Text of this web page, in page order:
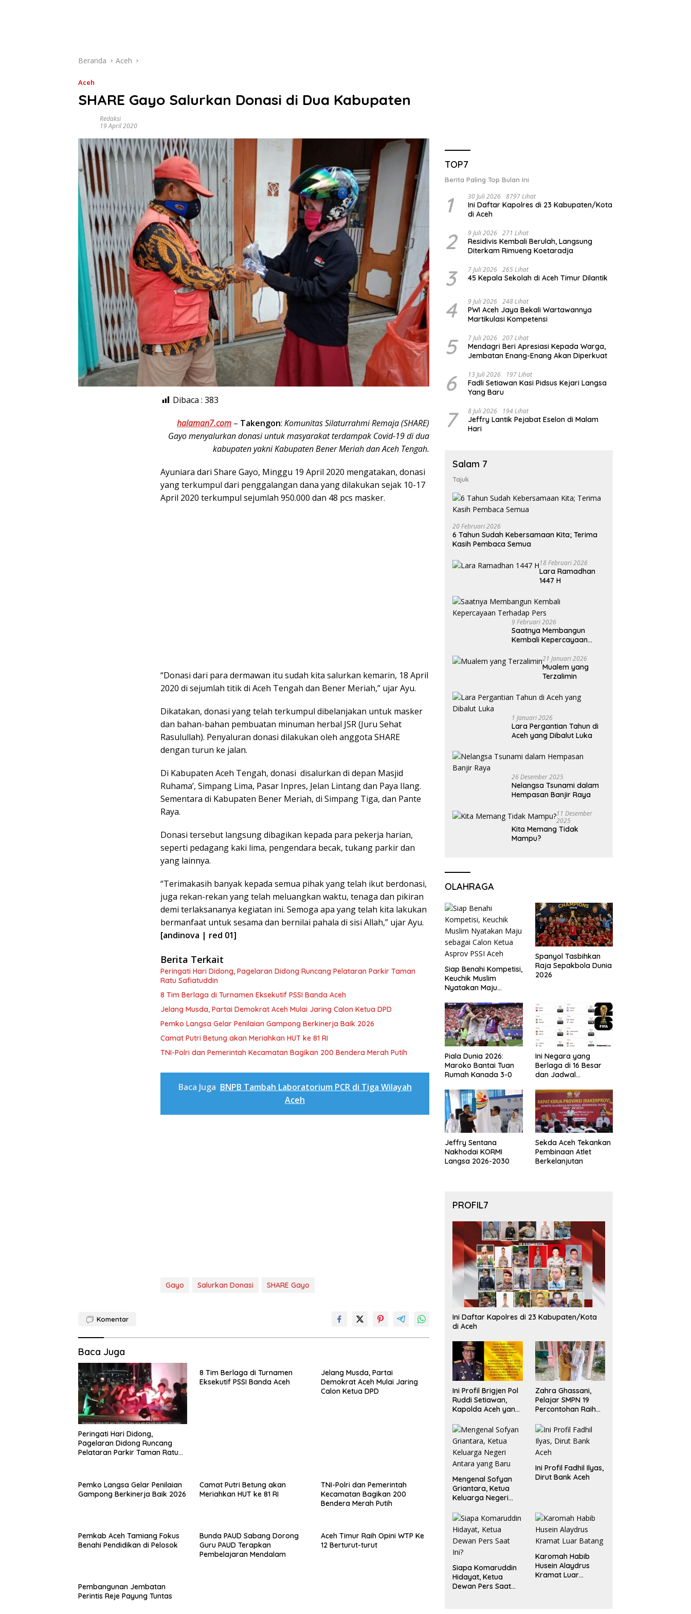
Beranda Aceh
Aceh
SHARE Gayo Salurkan Donasi di Dua Kabupaten
Redaksi
19 April 2020
Dibaca : 383
halaman7.com – Takengon:Komunitas Silaturrahmi Remaja (SHARE)
Gayo menyalurkan donasi untuk masyarakat terdampak Covid-19 di dua
kabupaten yakni Kabupaten Bener Meriah dan Aceh Tengah.
Ayuniara dari Share Gayo, Minggu 19 April 2020 mengatakan, donasi
yang terkumpul dari penggalangan dana yang dilakukan sejak 10-17
April 2020 terkumpul sejumlah 950.000 dan 48 pcs masker.
“Donasi dari para dermawan itu sudah kita salurkan kemarin, 18 April
2020 di sejumlah titik di Aceh Tengah dan Bener Meriah,” ujar Ayu.
Dikatakan, donasi yang telah terkumpul dibelanjakan untuk masker
dan bahan-bahan pembuatan minuman herbal JSR (Juru Sehat
Rasulullah). Penyaluran donasi dilakukan oleh anggota SHARE
dengan turun ke jalan.
Di Kabupaten Aceh Tengah, donasi disalurkan di depan Masjid
Ruhama’, Simpang Lima, Pasar Inpres, Jelan Lintang dan Paya Ilang.
Sementara di Kabupaten Bener Meriah, di Simpang Tiga, dan Pante
Raya.
Donasi tersebut langsung dibagikan kepada para pekerja harian,
seperti pedagang kaki lima, pengendara becak, tukang parkir dan
yang lainnya.
“Terimakasih banyak kepada semua pihak yang telah ikut berdonasi,
juga rekan-rekan yang telah meluangkan waktu, tenaga dan pikiran
demi terlaksananya kegiatan ini. Semoga apa yang telah kita lakukan
bermanfaat untuk sesama dan bernilai pahala di sisi Allah,” ujar Ayu.
[andinova | red 01]
Berita Terkait
Peringati Hari Didong, Pagelaran Didong Runcang Pelataran Parkir Taman
Ratu Safiatuddin
8 Tim Berlaga di Turnamen Eksekutif PSSI Banda Aceh
Jelang Musda, Partai Demokrat Aceh Mulai Jaring Calon Ketua DPD
Pemko Langsa Gelar Penilaian Gampong Berkinerja Baik 2026
Camat Putri Betung akan Meriahkan HUT ke 81 RI
TNI-Polri dan Pemerintah Kecamatan Bagikan 200 Bendera Merah Putih
Baca Juga BNPB Tambah Laboratorium PCR di Tiga Wilayah
Aceh
Gayo Salurkan Donasi SHARE Gayo
Komentar
Baca Juga
Peringati Hari Didong,
Pagelaran Didong Runcang
Pelataran Parkir Taman Ratu
8 Tim Berlaga di Turnamen
Eksekutif PSSI Banda Aceh
Jelang Musda, Partai
Demokrat Aceh Mulai Jaring
Calon Ketua DPD
Pemko Langsa Gelar Penilaian
Gampong Berkinerja Baik 2026
Camat Putri Betung akan
Meriahkan HUT ke 81 RI
TNI-Polri dan Pemerintah
Kecamatan Bagikan 200
Bendera Merah Putih
Pemkab Aceh Tamiang Fokus
Benahi Pendidikan di Pelosok
Bunda PAUD Sabang Dorong
Guru PAUD Terapkan
Pembelajaran Mendalam
Aceh Timur Raih Opini WTP Ke
12 Berturut-turut
Pembangunan Jembatan
Perintis Reje Payung Tuntas
TOP7
Berita Paling Top Bulan Ini
1 30 Juli 2026 8797 Lihat
Ini Daftar Kapolres di 23 Kabupaten/Kota
di Aceh
2 9 Juli 2026 271 Lihat
Residivis Kembali Berulah, Langsung
Diterkam Rimueng Koetaradja
3 7 Juli 2026 265 Lihat
45 Kepala Sekolah di Aceh Timur Dilantik
4 9 Juli 2026 248 Lihat
PWI Aceh Jaya Bekali Wartawannya
Martikulasi Kompetensi
5 7 Juli 2026 207 Lihat
Mendagri Beri Apresiasi Kepada Warga,
Jembatan Enang-Enang Akan Diperkuat
6 13 Juli 2026 197 Lihat
Fadli Setiawan Kasi Pidsus Kejari Langsa
Yang Baru
7 8 Juli 2026 194 Lihat
Jeffry Lantik Pejabat Eselon di Malam
Hari
Salam 7
Tajuk
20 Februari 2026
6 Tahun Sudah Kebersamaan Kita; Terima
Kasih Pembaca Semua
18 Februari 2026
Lara Ramadhan
1447 H
9 Februari 2026
Saatnya Membangun
Kembali Kepercayaan
21 Januari 2026
Mualem yang
Terzalimin
1 Januari 2026
Lara Pergantian Tahun di
Aceh yang Dibalut Luka
26 Desember 2025
Nelangsa Tsunami dalam
Hempasan Banjir Raya
11 Desember
2025
Kita Memang Tidak
Mampu?
OLAHRAGA
Siap Benahi Kompetisi,
Keuchik Muslim
Nyatakan Maju
Asprov PSSI Aceh
Spanyol Tasbihkan
Raja Sepakbola Dunia
2026
Piala Dunia 2026:
Maroko Bantai Tuan
Rumah Kanada 3-0
Ini Negara yang
Berlaga di 16 Besar
dan Jadwal
Perdelapan final Piala
Dunia 2026
Jeffry Sentana
Nakhodai KORMI
Langsa 2026-2030
Sekda Aceh Tekankan
Pembinaan Atlet
Berkelanjutan
PROFIL7
Ini Daftar Kapolres di 23 Kabupaten/Kota
di Aceh
Ini Profil Brigjen Pol
Ruddi Setiawan,
Kapolda Aceh yang
Zahra Ghassani,
Pelajar SMPN 19
Percontohan Raih
Liga Olimpiade
Nasional
Mengenal Sofyan
Griantara, Ketua
Keluarga Negeri
Ini Profil Fadhil Ilyas,
Dirut Bank Aceh
Siapa Komaruddin
Hidayat, Ketua
Dewan Pers Saat
Karomah Habib
Husein Alaydrus
Kramat Luar